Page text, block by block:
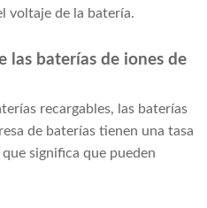
voltaje de la batería.
las baterías de iones de
recargables, las baterías
de baterías tienen una tasa
significa que pueden